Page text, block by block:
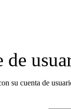
de
su cuenta de